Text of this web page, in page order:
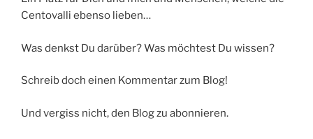
Centovalli ebenso lieben…
Was denkst Du darüber? Was möchtest Du wissen?
Schreib doch einen Kommentar zum Blog!
Und vergiss nicht, den Blog zu abonnieren.